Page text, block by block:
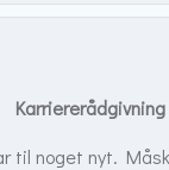
Karriererådgivning
til noget nyt.